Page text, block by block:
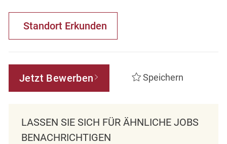
Standort Erkunden
Jetzt Bewerben Speichern
LASSEN SIE SICH FÜR ÄHNLICHE JOBS
BENACHRICHTIGEN